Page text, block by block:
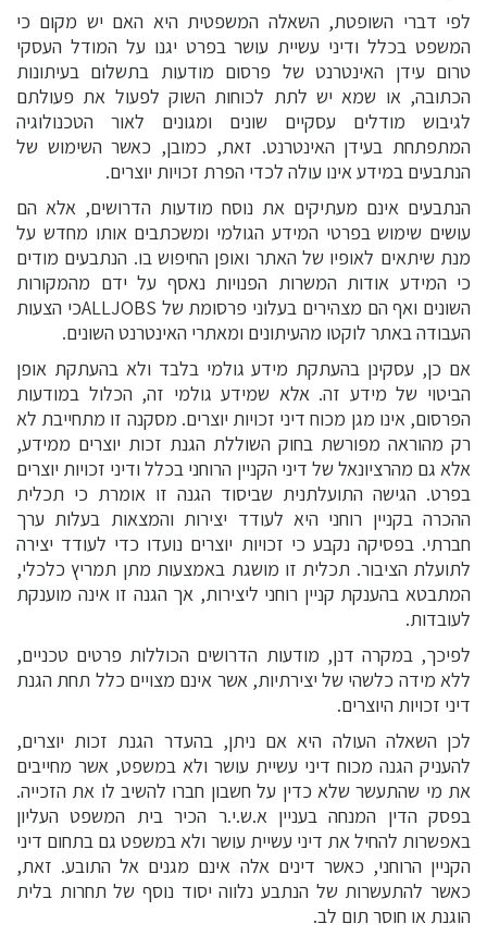
לפי דברי השופטת, השאלה המשפטית היא האם יש מקום כי
המשפט בכלל ודיני עשיית עושר בפרט יגנו על המודל העסקי
טרום עידן האינטרנט של פרסום מודעות בתשלום בעיתונות
הכתובה, או שמא יש לתת לכוחות השוק לפעול את פעולתם
לגיבוש מודלים עסקיים שונים ומגונים לאור הטכנולוגיה
המתפתחת בעידן האינטרנט. זאת, כמובן, כאשר השימוש של
הנתבעים במידע אינו עולה לכדי הפרת זכויות יוצרים.
הנתבעים אינם מעתיקים את נוסח מודעות הדרושים, אלא הם
עושים שימוש בפרטי המידע הגולמי ומשכתבים אותו מחדש על
מנת שיתאים לאופיו של האתר ואופן החיפוש בו. הנתבעים מודים
כי המידע אודות המשרות הפנויות נאסף על ידם מהמקורות
השונים ואף הם מצהירים בעלוני פרסומת של ALLJOBSכי הצעות
העבודה באתר לוקטו מהעיתונים ומאתרי האינטרנט השונים.
אם כן, עסקינן בהעתקת מידע גולמי בלבד ולא בהעתקת אופן
הביטוי של מידע זה. אלא שמידע גולמי זה, הכלול במודעות
הפרסום, אינו מגן מכוח דיני זכויות יוצרים. מסקנה זו מתחייבת לא
רק מהוראה מפורשת בחוק השוללת הגנת זכות יוצרים ממידע,
אלא גם מהרציונאל של דיני הקניין הרוחני בכלל ודיני זכויות יוצרים
בפרט. הגישה התועלתנית שביסוד הגנה זו אומרת כי תכלית
ההכרה בקניין רוחני היא לעודד יצירות והמצאות בעלות ערך
חברתי. בפסיקה נקבע כי זכויות יוצרים נועדו כדי לעודד יצירה
לתועלת הציבור. תכלית זו מושגת באמצעות מתן תמריץ כלכלי,
המתבטא בהענקת קניין רוחני ליצירות, אך הגנה זו אינה מוענקת
לעובדות.
לפיכך, במקרה דנן, מודעות הדרושים הכוללות פרטים טכניים,
ללא מידה כלשהי של יצירתיות, אשר אינם מצויים כלל תחת הגנת
דיני זכויות היוצרים.
לכן השאלה העולה היא אם ניתן, בהעדר הגנת זכות יוצרים,
להעניק הגנה מכוח דיני עשיית עושר ולא במשפט, אשר מחייבים
את מי שהתעשר שלא כדין על חשבון חברו להשיב לו את הזכייה.
בפסק הדין המנחה בעניין א.ש.י.ר הכיר בית המשפט העליון
באפשרות להחיל את דיני עשיית עושר ולא במשפט גם בתחום דיני
הקניין הרוחני, כאשר דינים אלה אינם מגנים אל התובע. זאת,
כאשר להתעשרות של הנתבע נלווה יסוד נוסף של תחרות בלית
הוגנת או חוסר תום לב.